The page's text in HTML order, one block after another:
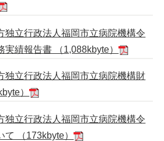
独立行政法人福岡市立病院機構令
実績報告書 （1,088kbyte）
独立行政法人福岡市立病院機構財
）
独立行政法人福岡市立病院機構令
て （173kbyte）